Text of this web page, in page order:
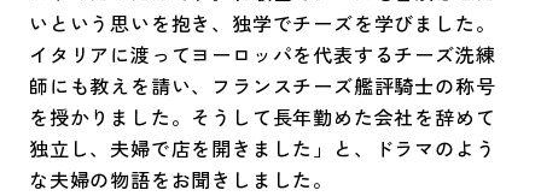
いという思いを抱き、独学でチーズを学びました。
イタリアに渡ってヨーロッパを代表するチーズ洗練
師にも教えを請い、フランスチーズ艦評騎士の称号
を授かりました。そうして長年勤めた会社を辞めて
独立し、夫婦で店を開きました」と、ドラマのよう
な夫婦の物語をお聞きしました。